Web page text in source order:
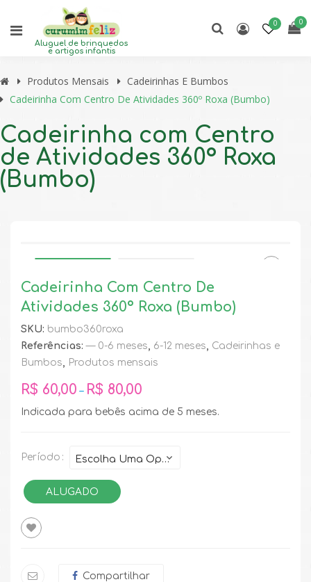
Aluguel de brinquedos
e artigos infantis
0 0
Produtos Mensais
Cadeirinhas E Bumbos
Cadeirinha Com Centro De Atividades 360º Roxa (Bumbo)
Cadeirinha com Centro
de Atividades 360º Roxa
(Bumbo)
Cadeirinha Com Centro De
Atividades 360º Roxa (Bumbo)
SKU: bumbo360roxa
Referências:— 0-6 meses 6-12 meses
Cadeirinhas e
Bumbos
Produtos mensais
R$ 60,00 – R$ 80,00
Indicada para bebês acima de 5 meses.
Período
ALUGADO
Compartilhar